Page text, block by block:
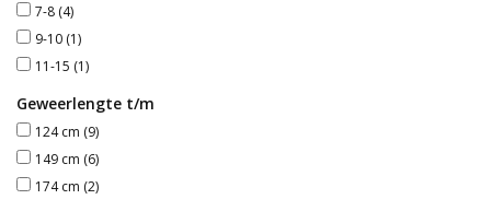
7-8 (4)
9-10 (1)
11-15 (1)
Geweerlengte t/m
124 cm (9)
149 cm (6)
174 cm (2)